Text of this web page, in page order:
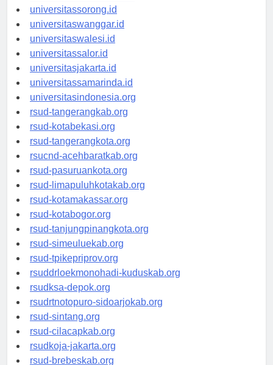
universitasmanokwari.id
universitassorong.id
universitaswanggar.id
universitaswalesi.id
universitassalor.id
universitasjakarta.id
universitassamarinda.id
universitasindonesia.org
rsud-tangerangkab.org
rsud-kotabekasi.org
rsud-tangerangkota.org
rsucnd-acehbaratkab.org
rsud-pasuruankota.org
rsud-limapuluhkotakab.org
rsud-kotamakassar.org
rsud-kotabogor.org
rsud-tanjungpinangkota.org
rsud-simeuluekab.org
rsud-tpikepriprov.org
rsuddrloekmonohadi-kuduskab.org
rsudksa-depok.org
rsudrtnotopuro-sidoarjokab.org
rsud-sintang.org
rsud-cilacapkab.org
rsudkoja-jakarta.org